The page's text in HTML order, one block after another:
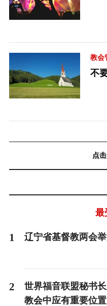
教会
不
点
最
1 辽宁省基督教两会
2
世界福音联盟秘书
教会中应有重要位置